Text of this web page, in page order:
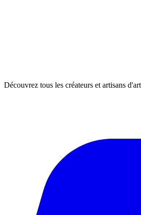
Découvrez tous les créateurs et artisans